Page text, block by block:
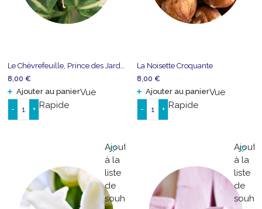
8,00 €
Ajouter au panierVue
Rapide
-
quantité
Jardins
+
La Noisette Croquante
8,00 €
Ajouter au panierVue
Rapide
-
quantité
Croquante
+
Ajouter
à la
liste
de
souhaits
à la
liste
de